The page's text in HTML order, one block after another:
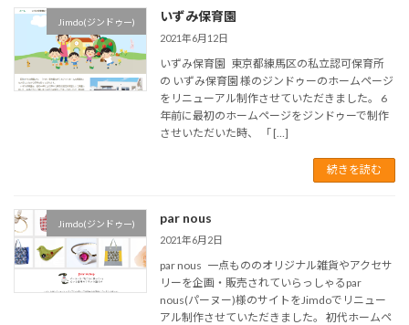
Jimdo(ジンドゥー) いずみ保育園
2021年6月12日
いずみ保育園 東京都練馬区の私立認可保育所
の いずみ保育園 様のジンドゥーのホームページ
をリニューアル制作させていただきました。 6
年前に最初のホームページをジンドゥーで制作
させいただいた時、 「 […]
続きを読む
Jimdo(ジンドゥー) par nous
2021年6月2日
par nous 一点もののオリジナル雑貨やアクセサ
リーを企画・販売されていらっしゃるpar
nous(パーヌー)様のサイトをJimdoでリニュー
アル制作させていただきました。 初代ホームペ